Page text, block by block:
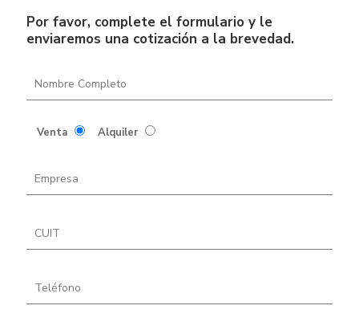
Por favor, complete el formulario y le
enviaremos una cotización a la brevedad.
Venta Alquiler